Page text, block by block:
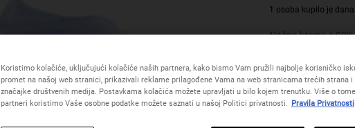
5
prosječna
Read
109
Reviews.
Poveznica
za
1 osoba kupilo je
Noćna krema s
One veličinu only
Koristimo kolačiće, uključujući kolačiće naših partnera, kako bismo Vam pružili najbolje korisničko
promet na našoj web stranici, prikazivali reklame prilagođene Vama na web stranicama trećih strana i
značajke društvenih medija. Postavkama kolačića možete upravljati u bilo kojem trenutku. Više o
partneri koristimo Vaše osobne podatke možete saznati u našoj Politici privatnosti. Pravila Privatnosti